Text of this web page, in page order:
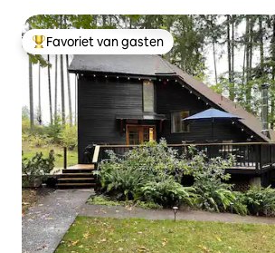
Topfavoriet van gasten
Favoriet van gasten